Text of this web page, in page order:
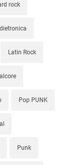
rock
Latin Rock
Pop PUNK
Punk